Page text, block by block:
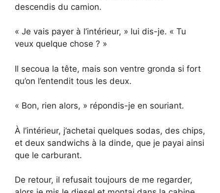
descendis du camion.
« Je vais payer à l’intérieur, » lui dis-je. « Tu
veux quelque chose ? »
Il secoua la tête, mais son ventre gronda si fort
qu’on l’entendit tous les deux.
« Bon, rien alors, » répondis-je en souriant.
À l’intérieur, j’achetai quelques sodas, des chips,
et deux sandwichs à la dinde, que je payai ainsi
que le carburant.
De retour, il refusait toujours de me regarder,